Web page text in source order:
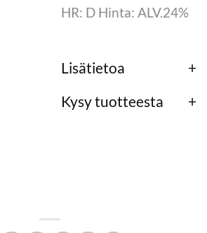
HR: D Hinta: ALV.24%
Lisätietoa
Kysy tuotteesta